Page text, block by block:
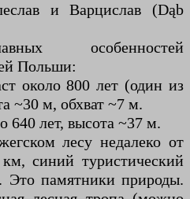
и Варцислав (Dąb
особенностей
Польши:
около 800 лет (один из
~30 м, обхват ~7 м.
лет, высота ~37 м.
лесу недалеко от
синий туристический
Это памятники природы.